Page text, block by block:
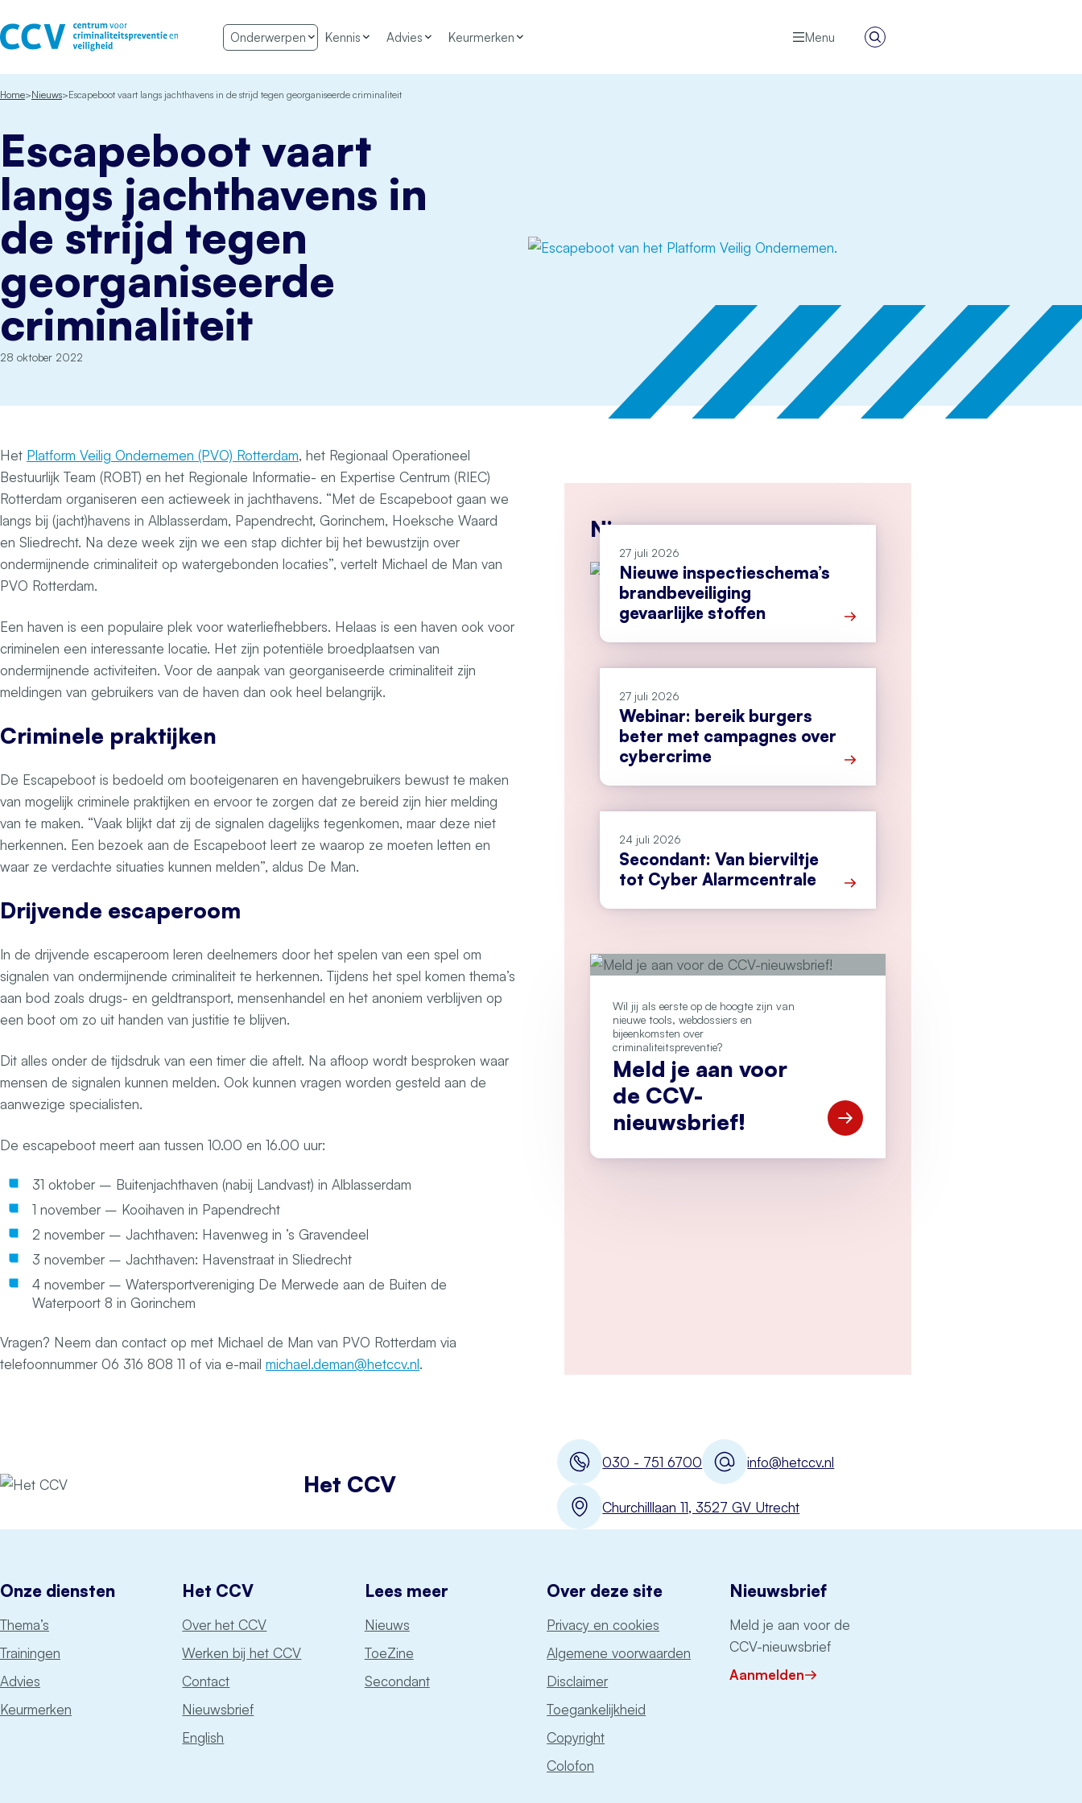
Onderwerpen Kennis Advies Keurmerken Menu
Zoeken
Home Nieuws Escapeboot vaart langs jachthavens in de strijd tegen georganiseerde criminaliteit
Escapeboot vaart
langs jachthavens in
de strijd tegen
georganiseerde
criminaliteit
28 oktober 2022
Het Platform Veilig Ondernemen (PVO) Rotterdam, het Regionaal Operationeel
Bestuurlijk Team (ROBT) en het Regionale Informatie- en Expertise Centrum (RIEC)
Rotterdam organiseren een actieweek in jachthavens. “Met de Escapeboot gaan we
langs bij (jacht)havens in Alblasserdam, Papendrecht, Gorinchem, Hoeksche Waard
en Sliedrecht. Na deze week zijn we een stap dichter bij het bewustzijn over
ondermijnende criminaliteit op watergebonden locaties”, vertelt Michael de Man van
PVO Rotterdam.
Een haven is een populaire plek voor waterliefhebbers. Helaas is een haven ook voor
criminelen een interessante locatie. Het zijn potentiële broedplaatsen van
ondermijnende activiteiten. Voor de aanpak van georganiseerde criminaliteit zijn
meldingen van gebruikers van de haven dan ook heel belangrijk.
Criminele praktijken
De Escapeboot is bedoeld om booteigenaren en havengebruikers bewust te maken
van mogelijk criminele praktijken en ervoor te zorgen dat ze bereid zijn hier melding
van te maken. “Vaak blijkt dat zij de signalen dagelijks tegenkomen, maar deze niet
herkennen. Een bezoek aan de Escapeboot leert ze waarop ze moeten letten en
waar ze verdachte situaties kunnen melden”, aldus De Man.
Drijvende escaperoom
In de drijvende escaperoom leren deelnemers door het spelen van een spel om
signalen van ondermijnende criminaliteit te herkennen. Tijdens het spel komen thema’s
aan bod zoals drugs- en geldtransport, mensenhandel en het anoniem verblijven op
een boot om zo uit handen van justitie te blijven.
Dit alles onder de tijdsdruk van een timer die aftelt. Na afloop wordt besproken waar
mensen de signalen kunnen melden. Ook kunnen vragen worden gesteld aan de
aanwezige specialisten.
De escapeboot meert aan tussen 10.00 en 16.00 uur:
31 oktober – Buitenjachthaven (nabij Landvast) in Alblasserdam
1 november – Kooihaven in Papendrecht
2 november – Jachthaven: Havenweg in ’s Gravendeel
3 november – Jachthaven: Havenstraat in Sliedrecht
4 november – Watersportvereniging De Merwede aan de Buiten de
Waterpoort 8 in Gorinchem
Vragen? Neem dan contact op met Michael de Man van PVO Rotterdam via
telefoonnummer 06 316 808 11 of via e-mail michael.deman@hetccv.nl.
Nieuws
27 juli 2026
Nieuwe inspectieschema’s
brandbeveiliging
gevaarlijke stoffen
27 juli 2026
Webinar: bereik burgers
beter met campagnes over
cybercrime
24 juli 2026
Secondant: Van bierviltje
tot Cyber Alarmcentrale
Wil jij als eerste op de hoogte zijn van
nieuwe tools, webdossiers en
bijeenkomsten over
criminaliteitspreventie?
Meld je aan voor
de CCV-
nieuwsbrief!
Open Meld je aan voor de CCV-
030 - 751 6700 info@hetccv.nl
Churchilllaan 11, 3527 GV Utrecht
Het CCV
Onze diensten
Thema’s
Trainingen
Advies
Keurmerken
Het CCV
Over het CCV
Werken bij het CCV
Contact
Nieuwsbrief
English
Lees meer
Nieuws
ToeZine
Secondant
Over deze site
Privacy en cookies
Algemene voorwaarden
Disclaimer
Toegankelijkheid
Copyright
Colofon
Nieuwsbrief
Meld je aan voor de
CCV-nieuwsbrief
Aanmelden